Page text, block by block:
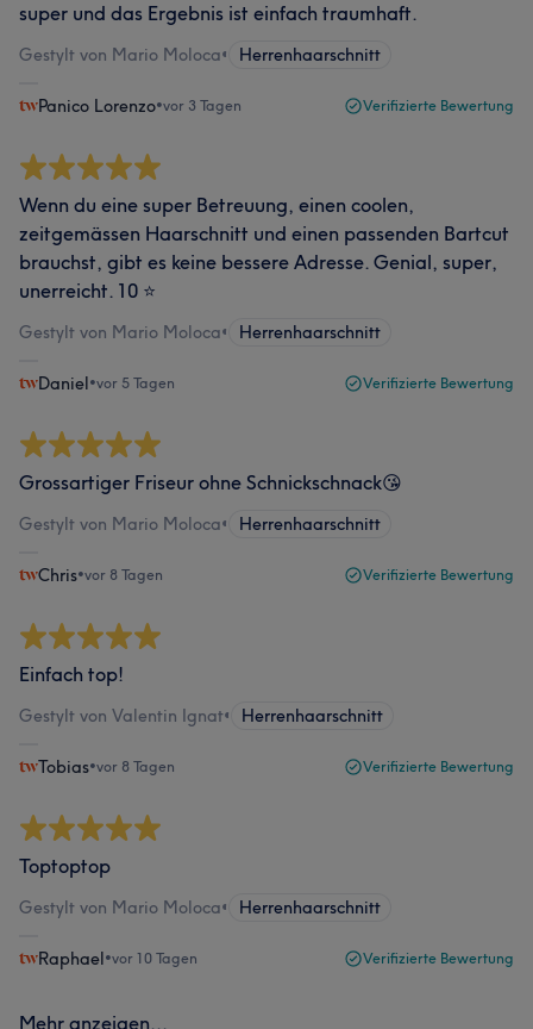
super und das Ergebnis ist einfach traumhaft.
Gestylt von Mario Moloca• Herrenhaarschnitt
Panico Lorenzo•vor 3 Tagen Verifizierte Bewertung
Wenn du eine super Betreuung, einen coolen,
zeitgemässen Haarschnitt und einen passenden Bartcut
brauchst, gibt es keine bessere Adresse. Genial, super,
unerreicht. 10 ⭐️
Gestylt von Mario Moloca• Herrenhaarschnitt
Daniel•vor 5 Tagen Verifizierte Bewertung
Grossartiger Friseur ohne Schnickschnack😘
Gestylt von Mario Moloca• Herrenhaarschnitt
Chris•vor 8 Tagen Verifizierte Bewertung
Einfach top!
Gestylt von Valentin Ignat• Herrenhaarschnitt
Tobias•vor 8 Tagen Verifizierte Bewertung
Toptoptop
Gestylt von Mario Moloca• Herrenhaarschnitt
Raphael•vor 10 Tagen Verifizierte Bewertung
Mehr anzeigen...